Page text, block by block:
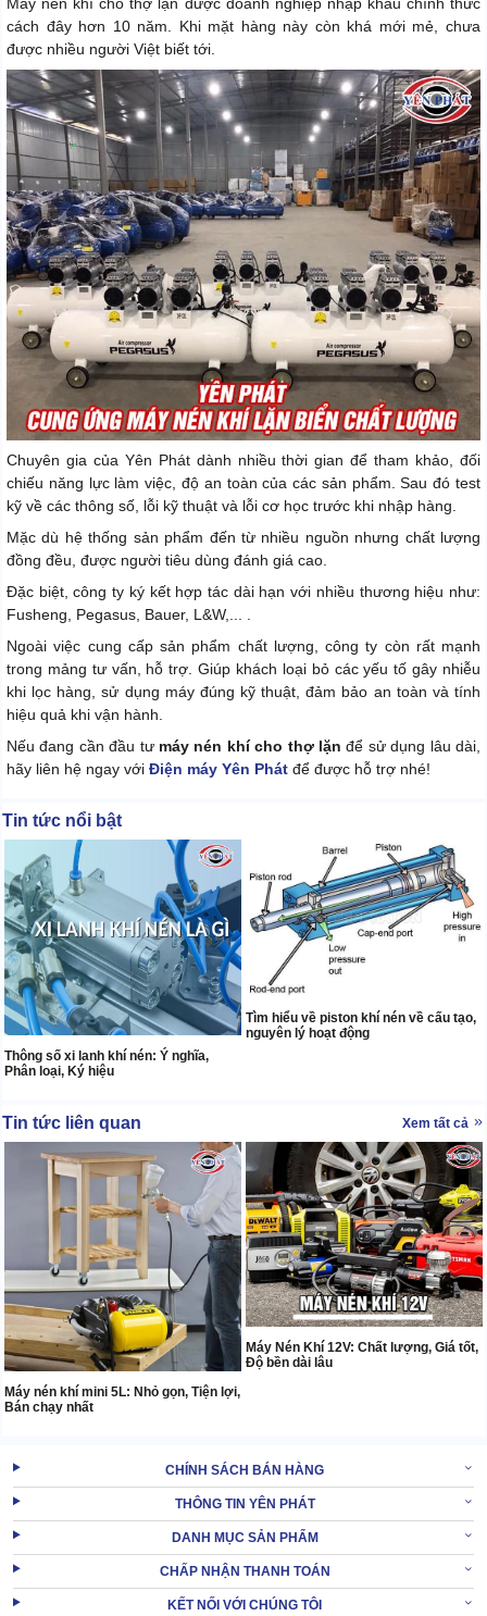
cách đây hơn 10 năm. Khi mặt hàng này còn khá mới mẻ, chưa
được nhiều người Việt biết tới.
Chuyên gia của Yên Phát dành nhiều thời gian để tham khảo, đối
chiếu năng lực làm việc, độ an toàn của các sản phẩm. Sau đó test
kỹ về các thông số, lỗi kỹ thuật và lỗi cơ học trước khi nhập hàng.
Mặc dù hệ thống sản phẩm đến từ nhiều nguồn nhưng chất lượng
đồng đều, được người tiêu dùng đánh giá cao.
Đặc biệt, công ty ký kết hợp tác dài hạn với nhiều thương hiệu như:
Fusheng, Pegasus, Bauer, L&W,... .
Ngoài việc cung cấp sản phẩm chất lượng, công ty còn rất mạnh
trong mảng tư vấn, hỗ trợ. Giúp khách loại bỏ các yếu tố gây nhiễu
khi lọc hàng, sử dụng máy đúng kỹ thuật, đảm bảo an toàn và tính
hiệu quả khi vận hành.
Nếu đang cần đầu tư máy nén khí cho thợ lặn để sử dụng lâu dài,
hãy liên hệ ngay với Điện máy Yên Phát để được hỗ trợ nhé!
Tin tức nổi bật
Thông số xi lanh khí nén: Ý nghĩa,
Phân loại, Ký hiệu
Tìm hiểu về piston khí nén về cấu tạo,
nguyên lý hoạt động
Tin tức liên quan Xem tất cả
Máy nén khí mini 5L: Nhỏ gọn, Tiện lợi,
Bán chạy nhất
Máy Nén Khí 12V: Chất lượng, Giá tốt,
Độ bền dài lâu
CHÍNH SÁCH BÁN HÀNG
THÔNG TIN YÊN PHÁT
DANH MỤC SẢN PHẨM
CHẤP NHẬN THANH TOÁN
KẾT NỐI VỚI CHÚNG TÔI